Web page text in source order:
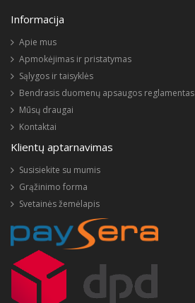
Informacija
Apie mus
Apmokėjimas ir pristatymas
Sąlygos ir taisyklės
Bendrasis duomenų apsaugos reglamentas
Mūsų draugai
Kontaktai
Klientų aptarnavimas
Susisiekite su mumis
Grąžinimo forma
Svetainės žemėlapis